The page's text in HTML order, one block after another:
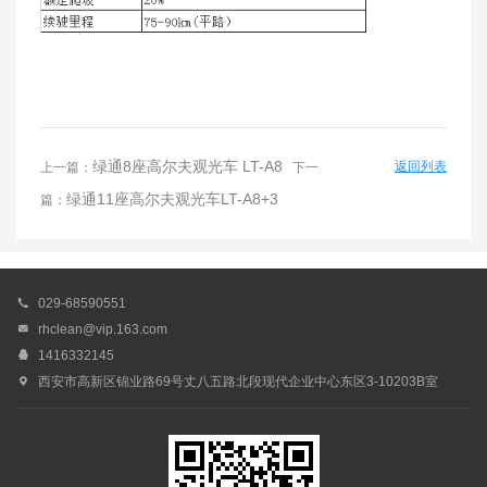
上一篇： 绿通8座高尔夫观光车 LT-A8 下一
篇： 绿通11座高尔夫观光车LT-A8+3
返回列表
 029-68590551
 rhclean@vip.163.com
 1416332145
 西安市高新区锦业路69号丈八五路北段现代企业中心东区3-10203B室